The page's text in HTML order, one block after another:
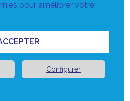
pour améliorer votre
Configurer